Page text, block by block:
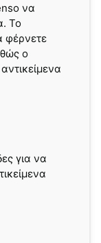
να
Το
φέρνετε
ο
για να